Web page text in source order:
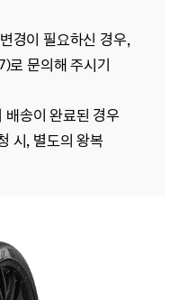
경이 필요하신 경우,
문의해 주시기
배송이 완료된 경우
시, 별도의 왕복